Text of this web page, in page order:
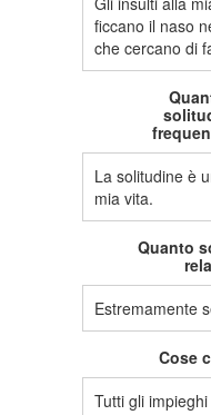
ficcano il naso
che cercano di
La solitudine è
mia vita.
Quanto
Estremamente
Cose
Tutti gli